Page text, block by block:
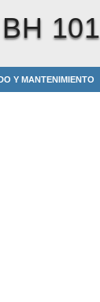
101
Y MANTENIMIENTO